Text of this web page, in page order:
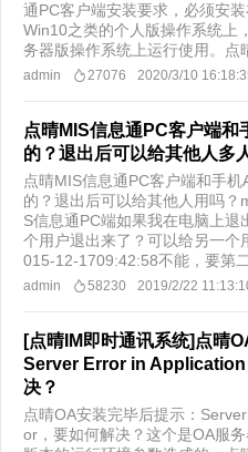
通PC客户端安装要求，必须安
Win10之类的个人版操作系统上
务器版操作系统上运行使用。点
admin 27076 2020/3/10
点晴MIS信息通PC客户端
的？退出后可以给其他人多
点晴MIS信息通PC客户端和手
的？退出后可以给其他人用吗
S信息通PC端如果我在电脑上
个用户退出来了？可以给另一个
015-12-1709:42:58不能，要第
admin 58230 2019/2/22
[点晴IM即时通讯系统]点晴
Server Error in
决？
点晴OA安装完毕后提示：
or，要如何解决？这个是OA服